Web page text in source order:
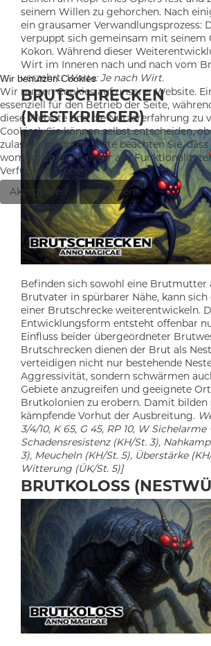
seinem Willen zu gehorchen. Nach
ein grausamer Verwandlungsprozess:
verpuppt sich gemeinsam mit seinem
Kokon. Während dieser
Wirt im Inneren nach und nach vom
verzehrt.Werte: Je nach Wirt.
BRUTSCHRECKEN
(NESTKRIEGER)
Befinden sich sowohl eine Brutmutter
Brutvater in spürbarer Nähe, kann
einer Brutschrecke weiterentwickeln.
Entwicklungsform entsteht offenbar
Einfluss beider übergeordneter
Brutschrecken dienen der Brut als
verteidigen nicht nur bestehende
Aggressivität, sondern schwärmen
Gebiete anzugreifen und geeignete
Brutkolonien zu erobern. Damit bilden
kämpfende Vorhut der Ausbreitung.
3/4/10, K 65, G 45, RP 10, W Sichelarme
Schadensresistenz (KH/St. 3),
3), Meucheln (KH/St. 5), Überstärke
Witterung (ÜK/St. 5)]
BRUTKOLOSS
Wir benutzen Cookies
Wir nutzen Cookies auf unserer Website.
essenziell für den Betrieb der Seite,
diese Website und die Nutzererfahrung zu
Cookies). Sie können selbst entscheiden,
zulassen möchten. Bitte beachten Sie,
womöglich nicht mehr alle
Verfügung stehen.
Akzeptieren
Ablehnen